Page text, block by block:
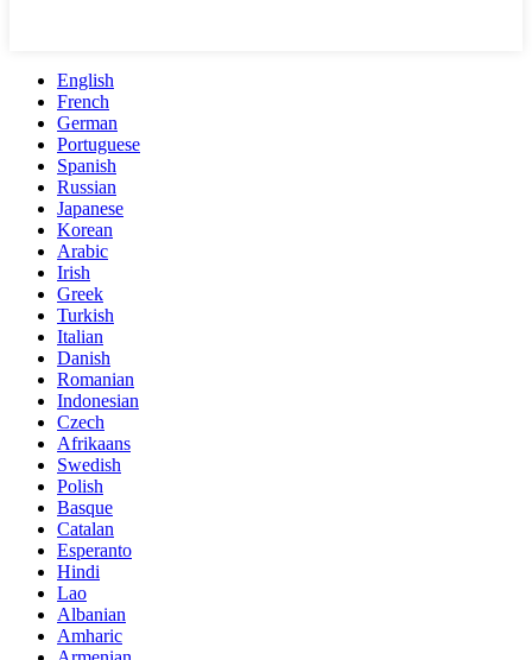
English
French
German
Portuguese
Spanish
Russian
Japanese
Korean
Arabic
Irish
Greek
Turkish
Italian
Danish
Romanian
Indonesian
Czech
Afrikaans
Swedish
Polish
Basque
Catalan
Esperanto
Hindi
Lao
Albanian
Amharic